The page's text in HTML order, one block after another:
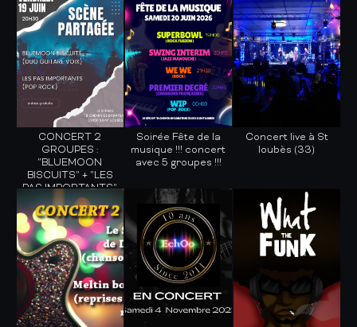
CONCERT 2
GROUPES :
"BLUEMOON
BISCUITS" + "LES
PAS IMPORTANTS"
Soirée Fête de la
musique !!! concert
avec 5 groupes !!!
Concert live à St
loubès (33)